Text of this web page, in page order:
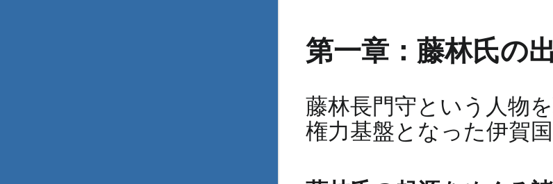
第一章：藤林氏の
藤林長門守という人物
権力基盤となった伊賀